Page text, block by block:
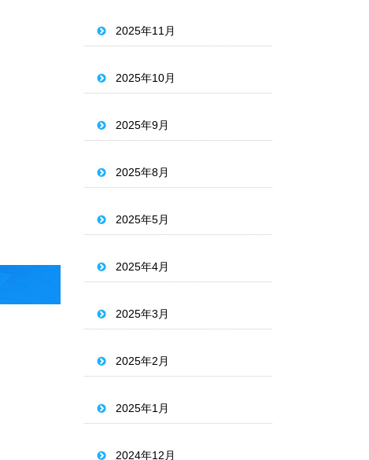
2025年11月
2025年10月
2025年9月
2025年8月
2025年5月
2025年4月
2025年3月
2025年2月
2025年1月
2024年12月